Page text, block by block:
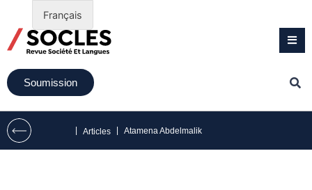
Soumission
Articles Atamena Abdelmalik
Français